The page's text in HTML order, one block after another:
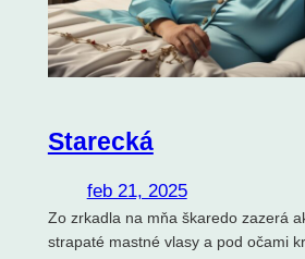
Starecká
feb 21, 2025
Zo zrkadla na mňa škaredo zazerá
strapaté mastné vlasy a pod očami